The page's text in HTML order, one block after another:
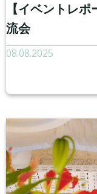
【イベントレ
流会
08.08.2025